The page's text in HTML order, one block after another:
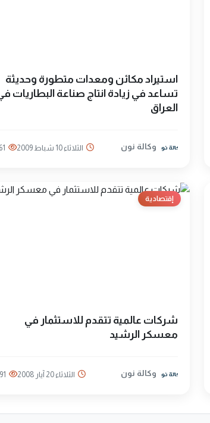
استيراد مكائن ومعدات متطورة وحديثة
تساعد في زيادة انتاج صناعة البطاريات
العراق
وكالة نون الثلاثاء 10 شباط 2009
إقتصادية
شركات عالمية تتقدم للاستثمار في
معسكر الرشيد
وكالة نون الثلاثاء 20 آيار 2008